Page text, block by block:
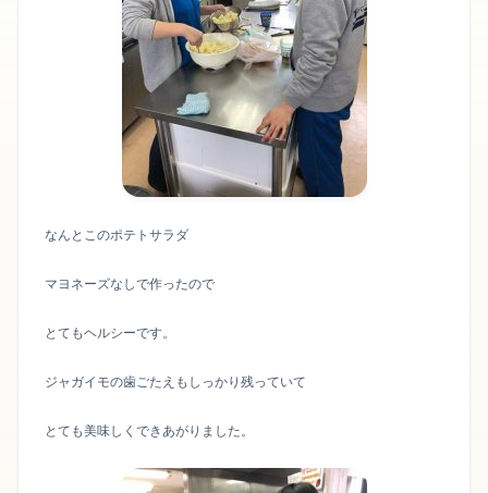
なんとこのポテトサラダ
マヨネーズなしで作ったので
とてもヘルシーです。
ジャガイモの歯ごたえもしっかり残っていて
とても美味しくできあがりました。